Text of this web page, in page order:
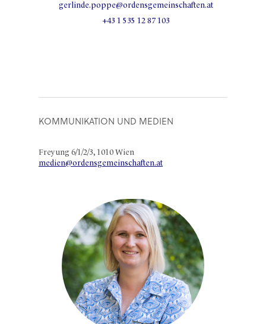
gerlinde.poppe@ordensgemeinschaften.at
+43 1 535 12 87 103
KOMMUNIKATION UND MEDIEN
Freyung 6/1/2/3, 1010 Wien
medien@ordensgemeinschaften.at